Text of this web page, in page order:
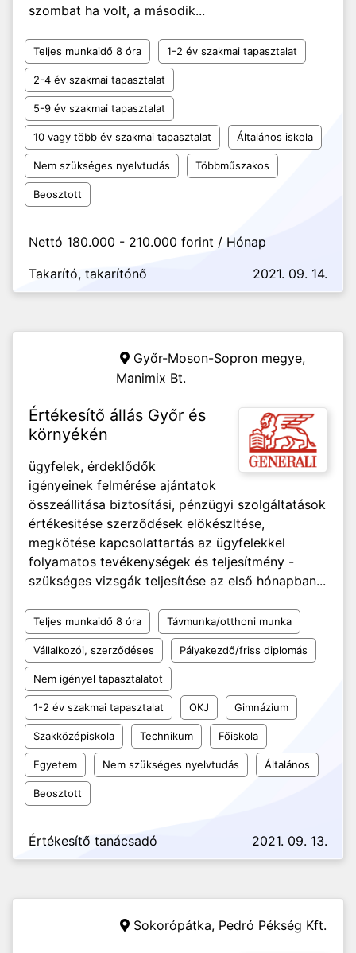
szombat ha volt, a második...
Teljes munkaidő 8 óra 1-2 év szakmai tapasztalat
2-4 év szakmai tapasztalat
5-9 év szakmai tapasztalat
10 vagy több év szakmai tapasztalat Általános iskola
Nem szükséges nyelvtudás Többműszakos
Beosztott
Nettó 180.000 - 210.000 forint / Hónap
Takarító, takarítónő
2021. 09. 14.
Győr-Moson-Sopron megye,
Manimix Bt.
Értékesítő állás Győr és
környékén
ügyfelek, érdeklődők
igényeinek felmérése ajántatok
összeáIIitása biztosítási, pénzügyi szolgáltatások
értékesitése szerződések elökészltése,
megkötése kapcsoIattartás az ügyfelekkel
folyamatos tevékenységek és teljesítmény -
szükséges vizsgák teljesítése az első hónapban...
Teljes munkaidő 8 óra Távmunka/otthoni munka
Vállalkozói, szerződéses Pályakezdő/friss diplomás
Nem igényel tapasztalatot
1-2 év szakmai tapasztalat OKJ Gimnázium
Szakközépiskola Technikum Főiskola
Egyetem Nem szükséges nyelvtudás Általános
Beosztott
Értékesítő tanácsadó 2021. 09. 13.
Sokorópátka, Pedró Pékség Kft.